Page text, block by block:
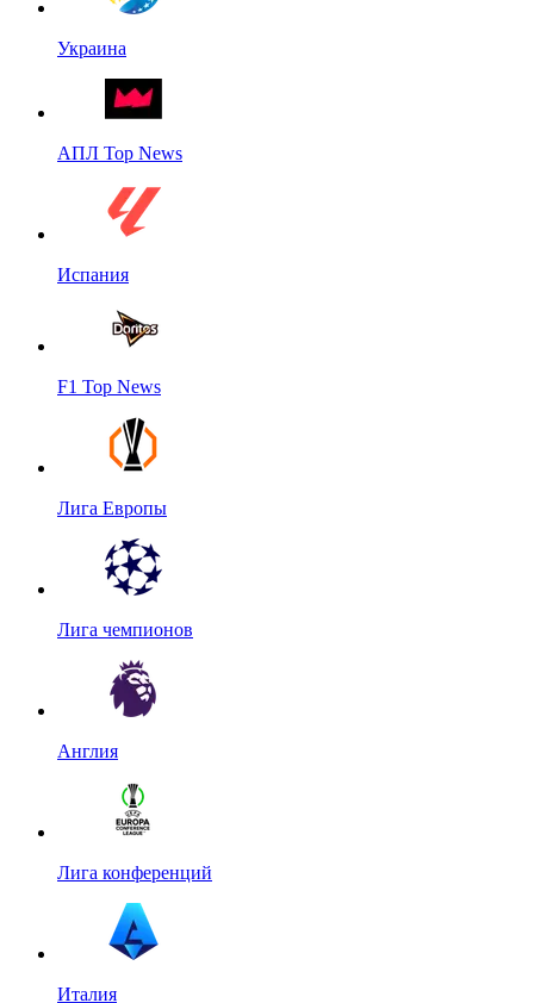
Украина
АПЛ Top News
Испания
F1 Top News
Лига Европы
Лига чемпионов
Англия
Лига конференций
Италия